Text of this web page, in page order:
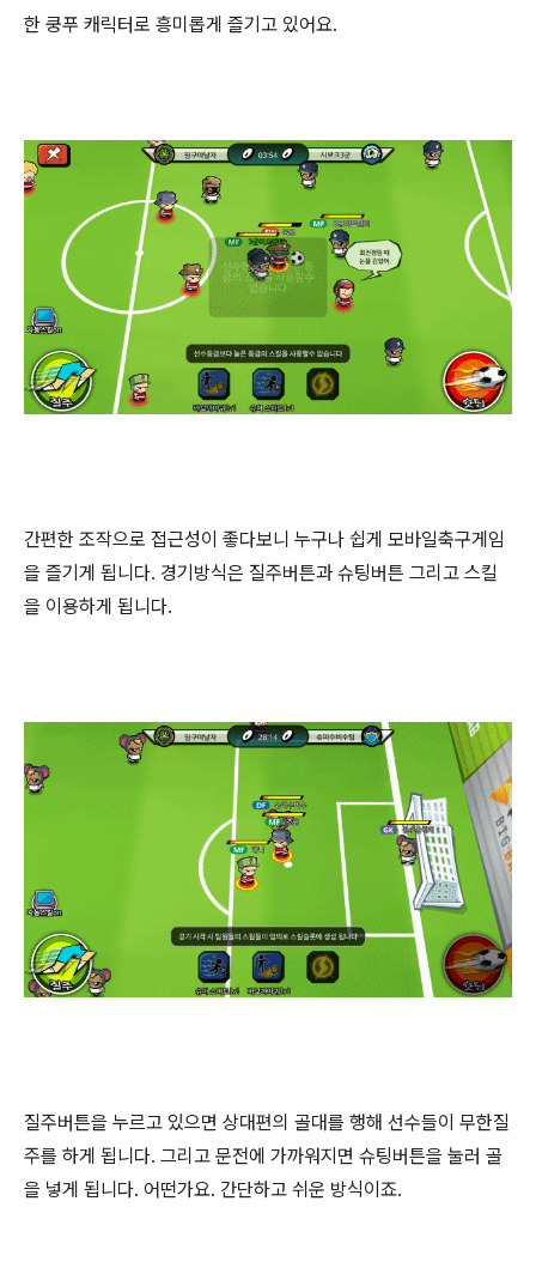
한 쿵푸 캐릭터로 흥미롭게 즐기고 있어요.
간편한 조작으로 접근성이 좋다보니 누구나 쉽게 모바일축구게임
을 즐기게 됩니다. 경기방식은 질주버튼과 슈팅버튼 그리고 스킬
을 이용하게 됩니다.
질주버튼을 누르고 있으면 상대편의 골대를 행해 선수들이 무한질
주를 하게 됩니다. 그리고 문전에 가까워지면 슈팅버튼을 눌러 골
을 넣게 됩니다. 어떤가요. 간단하고 쉬운 방식이죠.